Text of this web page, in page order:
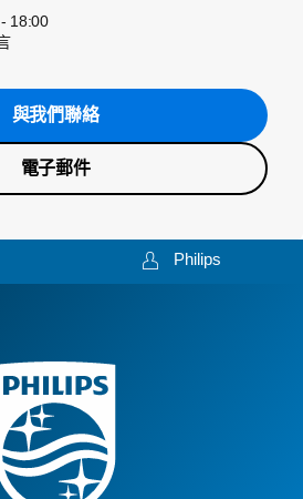
18:00
與我們聯絡
電子郵件
Philips